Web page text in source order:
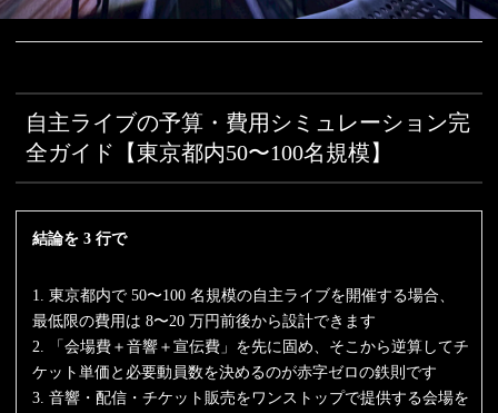
自主ライブの予算・費用シミュレーション完
全ガイド【東京都内50〜100名規模】
結論を 3 行で
1. 東京都内で 50〜100 名規模の自主ライブを開催する場合、
最低限の費用は 8〜20 万円前後から設計できます
2. 「会場費＋音響＋宣伝費」を先に固め、そこから逆算してチ
ケット単価と必要動員数を決めるのが赤字ゼロの鉄則です
3. 音響・配信・チケット販売をワンストップで提供する会場を